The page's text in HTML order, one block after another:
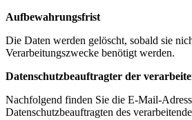
Aufbewahrungsfrist
Die Daten werden gelöscht, sobald sie
Verarbeitungszwecke benötigt werden.
Datenschutzbeauftragter der
Nachfolgend finden Sie die E-Mail-
Datenschutzbeauftragten des